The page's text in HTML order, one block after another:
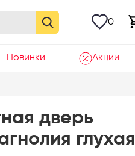
0
Новинки Акции
дверь
глухая